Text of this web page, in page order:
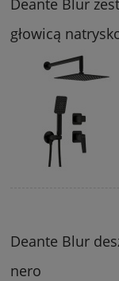
głowicą
Deante Blur
nero